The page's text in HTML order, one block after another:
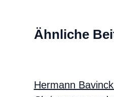
Ähnliche
Hermann